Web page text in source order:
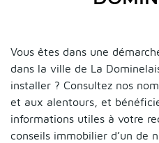
Vous êtes dans une
dans la ville de La
installer ? Consultez nos
et aux alentours, et
informations utiles à votre
conseils immobilier d’un de